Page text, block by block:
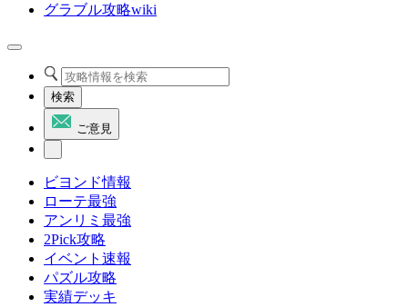
グラブル攻略wiki
検索
ご意見
ビヨンド情報
ローテ最強
アンリミ最強
2Pick攻略
イベント速報
パズル攻略
実績デッキ